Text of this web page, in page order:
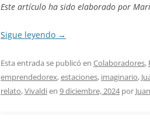
Este artículo ha sido elaborado por
Sigue leyendo →
Esta entrada se publicó en Colaboradores,
emprendedorex,estaciones, imaginario,
relato,Vivaldien 9 diciembre, 2024por